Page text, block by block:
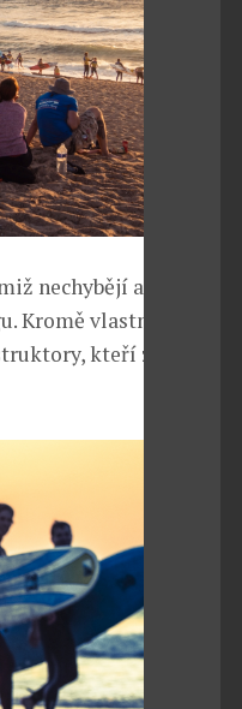
nechybějí ani
Kromě vlastních
kteří znají